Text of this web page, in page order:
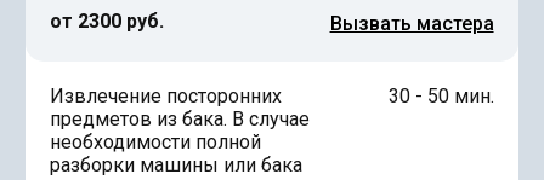
от 2300 руб.
Вызвать мастера
Извлечение посторонних
предметов из бака. В случае
необходимости полной
разборки машины или бака
30 - 50 мин.